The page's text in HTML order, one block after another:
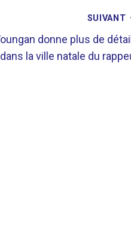
SUIVANT
donne plus de
la ville natale du